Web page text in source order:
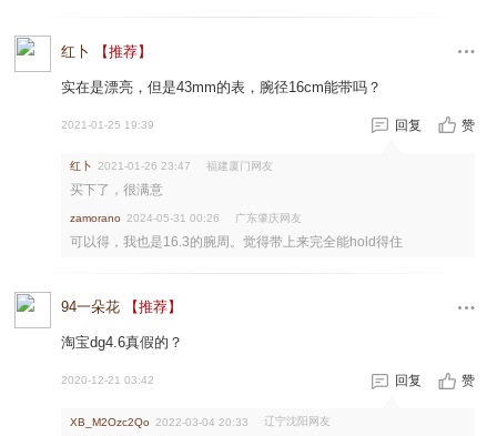
红卜 【推荐】
实在是漂亮，但是43mm的表，腕径16cm能带吗？
2021-01-25 19:39 回复 赞
红卜 2021-01-26 23:47 福建厦门网友
买下了，很满意
zamorano 2024-05-31 00:26 广东肇庆网友
可以得，我也是16.3的腕周。觉得带上来完全能hold得住
94一朵花 【推荐】
淘宝dg4.6真假的？
2020-12-21 03:42 回复 赞
XB_M2Ozc2Qo 2022-03-04 20:33 辽宁沈阳网友